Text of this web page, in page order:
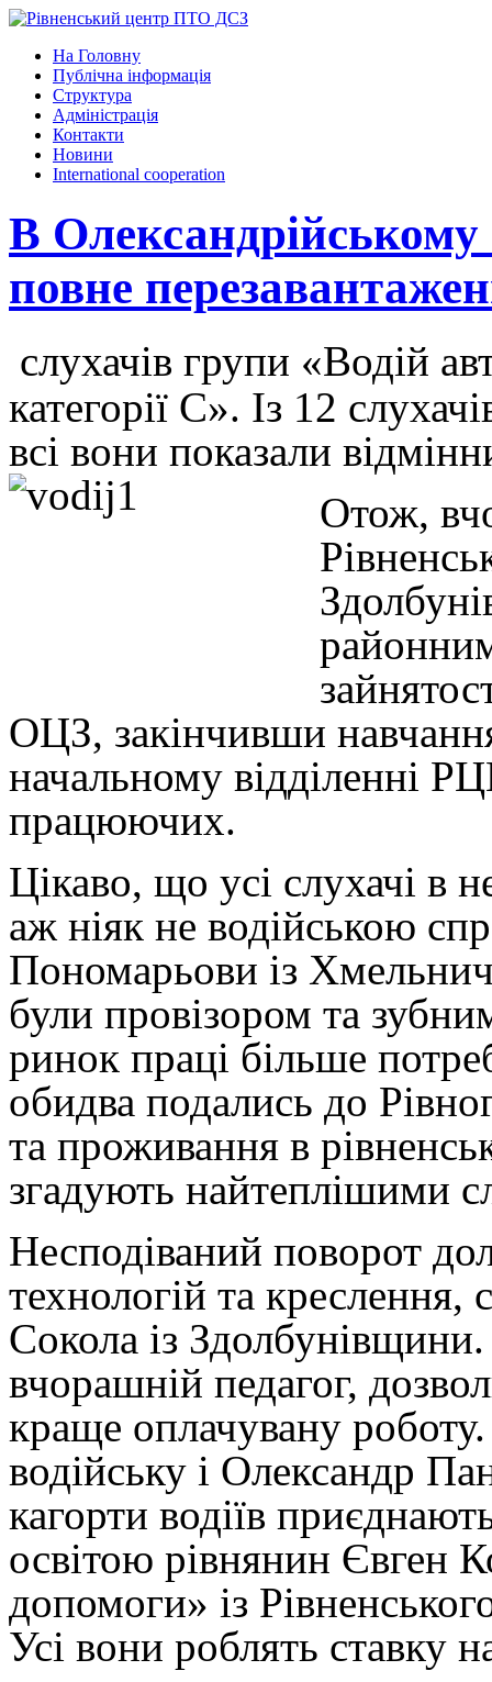
На Головну
Публічна інформація
Структура
Адміністрація
Контакти
Новини
International cooperation
В Олександрійському
повне
слухачів групи «Водій
категорії С». Із 12
всі вони показали
Отож,
ОЦЗ, закінчивши
начальному відділенні
працюючих.
Цікаво, що усі слухачі в
аж ніяк не водійською
Пономарьови із
були провізором та
ринок праці більше
обидва подались до
та проживання в
згадують найтеплішими
Несподіваний поворот
технологій та
Сокола із Здолбунівщини.
вчорашній педагог,
краще оплачувану
водійську і Олександр
кагорти водіїв
освітою рівнянин Євген
допомоги» із
Усі вони роблять ставку